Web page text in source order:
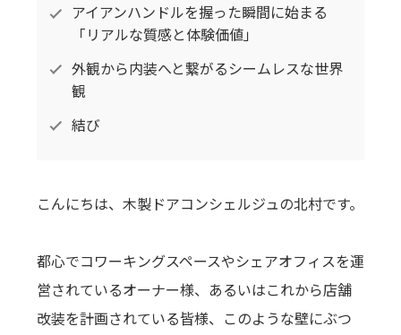
アイアンハンドルを握った瞬間に始まる
「リアルな質感と体験価値」
外観から内装へと繋がるシームレスな世界
観
結び
こんにちは、木製ドアコンシェルジュの北村です。
都心でコワーキングスペースやシェアオフィスを運
営されているオーナー様、あるいはこれから店舗
改装を計画されている皆様、このような壁にぶつ